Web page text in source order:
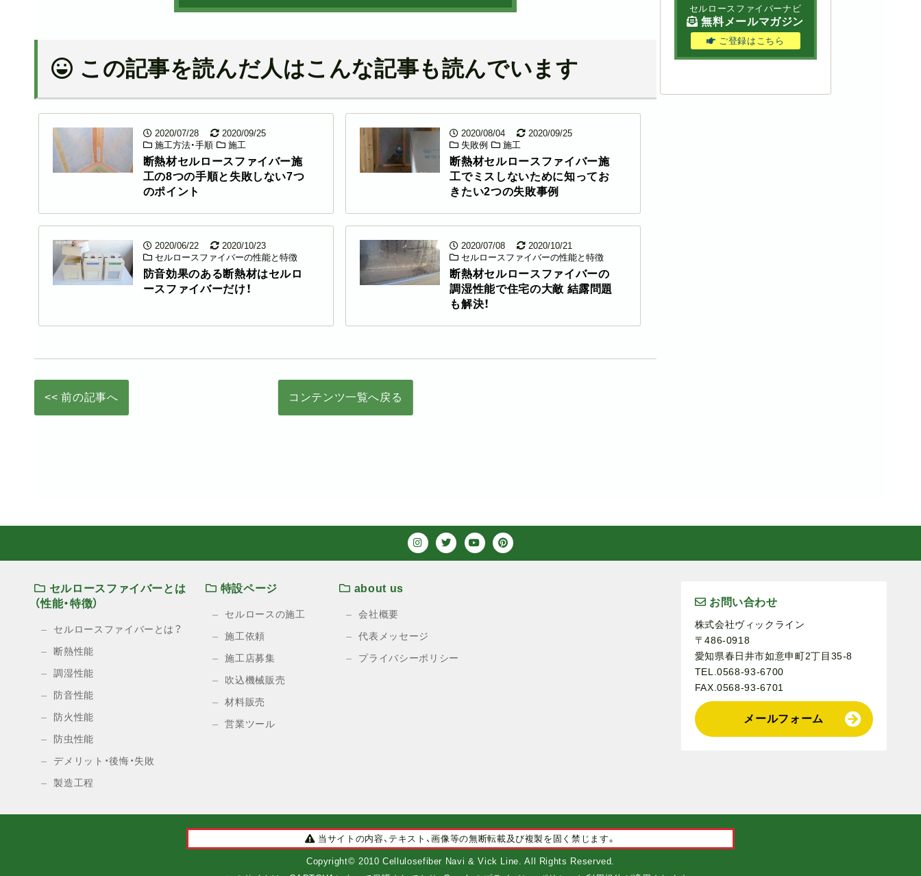
この記事を読んだ人はこんな記事も読んでいます
2020/07/28
2020/09/25
施工方法・手順
施工
断熱材セルロースファイバー施
工の8つの手順と失敗しない7つ
のポイント
2020/08/04
2020/09/25
失敗例
施工
断熱材セルロースファイバー施
工でミスしないために知ってお
きたい2つの失敗事例
2020/06/22
2020/10/23
セルロースファイバーの性能と特徴
防音効果のある断熱材はセルロ
ースファイバーだけ！
2020/07/08
2020/10/21
セルロースファイバーの性能と特徴
断熱材セルロースファイバーの
調湿性能で住宅の大敵 結露問題
も解決！
<< 前の記事へ コンテンツ一覧へ戻る
セルロースファイバーナビ
無料メールマガジン
ご登録はこちら
セルロースファイバーとは
（性能・特徴）
セルロースファイバーとは？
断熱性能
調湿性能
防音性能
防火性能
防虫性能
デメリット・後悔・失敗
製造工程
特設ページ
セルロースの施工
施工依頼
施工店募集
吹込機械販売
材料販売
営業ツール
about us
会社概要
代表メッセージ
プライバシーポリシー
お問い合わせ
株式会社ヴィックライン
〒486-0918
愛知県春日井市如意申町2丁目35-8
TEL.0568-93-6700
FAX.0568-93-6701
メールフォーム
当サイトの内容、テキスト、画像等の無断転載及び複製を固く禁じます。
Copyright© 2010 Cellulosefiber Navi & Vick Line. All Rights Reserved.